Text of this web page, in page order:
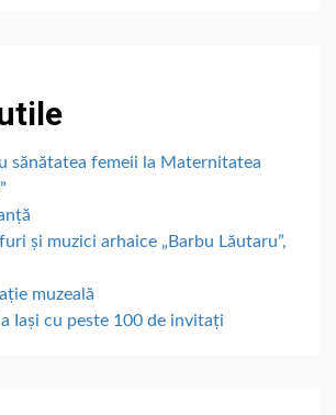
sănătatea femeii la Maternitatea
și muzici arhaice „Barbu Lăutaru”,
muzeală
Iași cu peste 100 de invitați